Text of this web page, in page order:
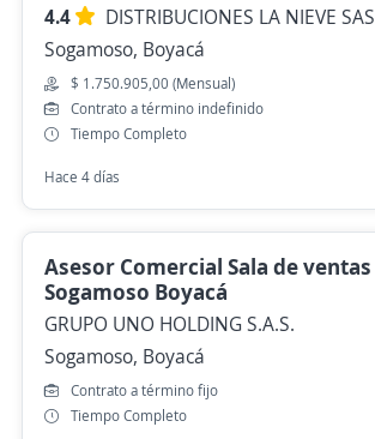
4.4
DISTRIBUCIONES LA NIEVE SAS
Sogamoso, Boyacá
$ 1.750.905,00 (Mensual)
Contrato a término indefinido
Tiempo Completo
Hace 4 días
Asesor Comercial Sala de ventas
Sogamoso Boyacá
GRUPO UNO HOLDING S.A.S.
Sogamoso, Boyacá
Contrato a término fijo
Tiempo Completo